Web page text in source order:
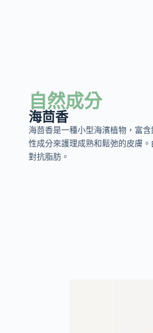
自然成分
海茴香
海茴香是一種小型海濱植物，富
性成分來護理成熟和鬆弛的皮膚
對抗脂肪。